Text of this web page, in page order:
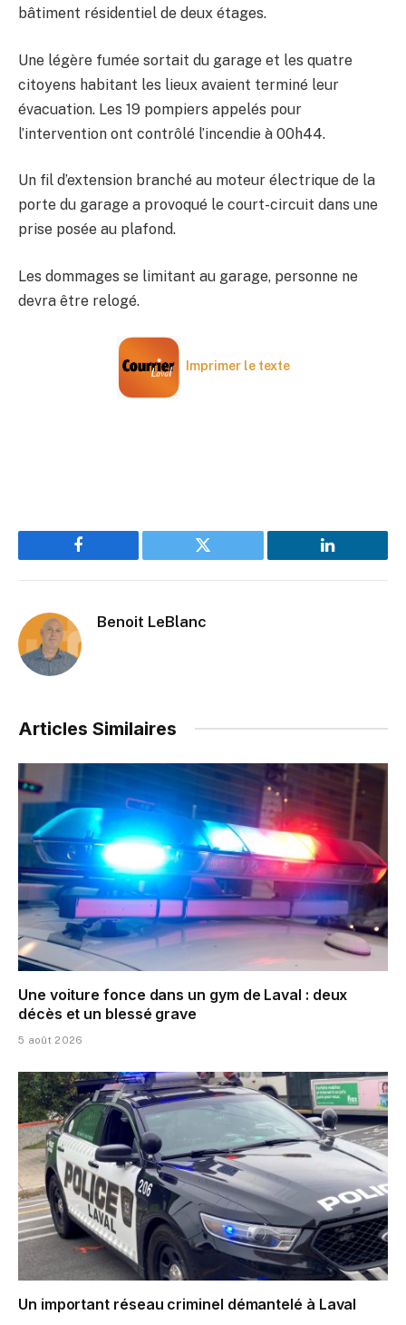
bâtiment résidentiel de deux étages.
Une légère fumée sortait du garage et les quatre
citoyens habitant les lieux avaient terminé leur
évacuation. Les 19 pompiers appelés pour
l’intervention ont contrôlé l’incendie à 00h44.
Un fil d’extension branché au moteur électrique de la
porte du garage a provoqué le court-circuit dans une
prise posée au plafond.
Les dommages se limitant au garage, personne ne
devra être relogé.
Imprimer le texte
Facebook Twitter LinkedIn
Benoit LeBlanc
Articles Similaires
Une voiture fonce dans un gym de Laval : deux
décès et un blessé grave
5 août 2026
Un important réseau criminel démantelé à Laval